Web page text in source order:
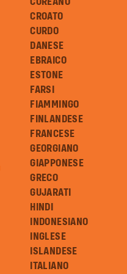
CROATO
CURDO
DANESE
EBRAICO
ESTONE
FARSI
FIAMMINGO
FINLANDESE
FRANCESE
GEORGIANO
GIAPPONESE
GRECO
GUJARATI
HINDI
INDONESIANO
INGLESE
ISLANDESE
ITALIANO